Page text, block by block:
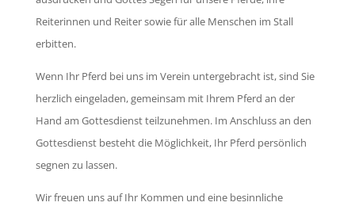
Reiterinnen und Reiter sowie für alle Menschen im Stall
erbitten.
Wenn Ihr Pferd bei uns im Verein untergebracht ist, sind Sie
herzlich eingeladen, gemeinsam mit Ihrem Pferd an der
Hand am Gottesdienst teilzunehmen. Im Anschluss an den
Gottesdienst besteht die Möglichkeit, Ihr Pferd persönlich
segnen zu lassen.
Wir freuen uns auf Ihr Kommen und eine besinnliche